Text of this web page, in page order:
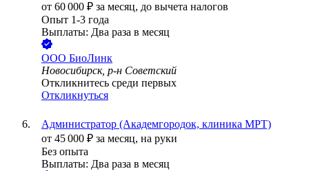
от 60 000 ₽ за месяц, до вычета налогов
Опыт 1-3 года
Выплаты: Два раза в месяц
ООО БиоЛинк
Новосибирск, р-н Советский
Откликнитесь среди первых
Откликнуться
Администратор (Академгородок, клиника МРТ)
от 45 000 ₽ за месяц, на руки
Без опыта
Выплаты: Два раза в месяц